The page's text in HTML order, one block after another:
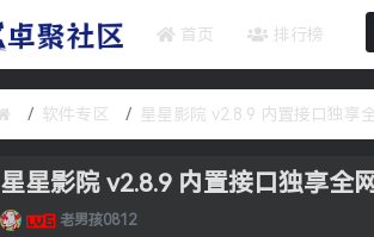
首页 排行榜
软件专区
星星影院 v2.8.9 内置接口独享全
老男孩0812